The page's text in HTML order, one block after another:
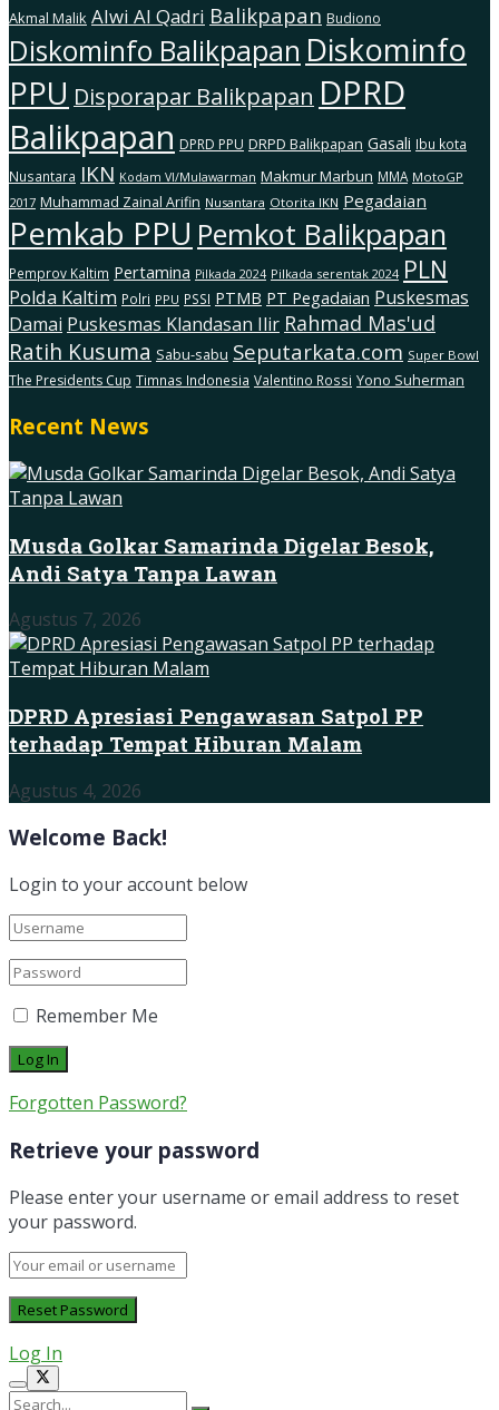
Akmal Malik Alwi Al Qadri Balikpapan Budiono
Diskominfo Balikpapan Diskominfo
PPU Disporapar Balikpapan DPRD
Balikpapan DPRD PPU DRPD Balikpapan Gasali Ibu kota
Nusantara IKN Kodam Vl/Mulawarman Makmur Marbun MMA MotoGP
2017 Muhammad Zainal Arifin Nusantara Otorita IKN Pegadaian
Pemkab PPU Pemkot Balikpapan
Pemprov Kaltim Pertamina Pilkada 2024 Pilkada serentak 2024 PLN
Polda Kaltim Polri PPU PSSI PTMB PT Pegadaian Puskesmas
Damai Puskesmas Klandasan Ilir Rahmad Mas'ud
Ratih Kusuma Sabu-sabu Seputarkata.com Super Bowl
The Presidents Cup Timnas Indonesia Valentino Rossi Yono Suherman
Recent News
Musda Golkar Samarinda Digelar Besok,
Andi Satya Tanpa Lawan
Agustus 7, 2026
DPRD Apresiasi Pengawasan Satpol PP
terhadap Tempat Hiburan Malam
Agustus 4, 2026
Welcome Back!
Login to your account below
Remember Me
Forgotten Password?
Retrieve your password
Please enter your username or email address to reset
your password.
Log In